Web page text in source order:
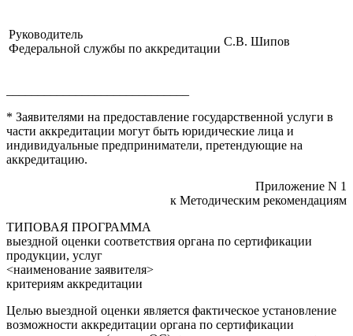
Руководитель
Федеральной службы по аккредитации
С.В. Шипов
* Заявителями на предоставление государственной услуги в
части аккредитации могут быть юридические лица и
индивидуальные предприниматели, претендующие на
аккредитацию.
Приложение N 1
к Методическим рекомендациям
ТИПОВАЯ ПРОГРАММА
выездной оценки соответствия органа по сертификации
продукции, услуг
<наименование заявителя>
критериям аккредитации
Целью выездной оценки является фактическое установление
возможности аккредитации органа по сертификации